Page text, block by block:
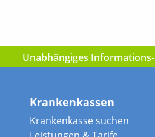
Unabhängiges
Krankenkassen
Krankenkasse suchen